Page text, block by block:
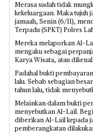
Merasa sudah tidak
kekeluargaan. Maka tujuh
jamaah, Senin (6/11),
Terpadu (SPKT) Polres
Mereka melaporkan Al-
mengaku sebagai
Karya Wisata, atau
Padahal bukti
lalu. Sebab sebagian
tahun lalu, tidak
Melainkan dalam bukti
menyebutkan Al-Lail.
diberikan Al-Lail kepada
pemberangkatan